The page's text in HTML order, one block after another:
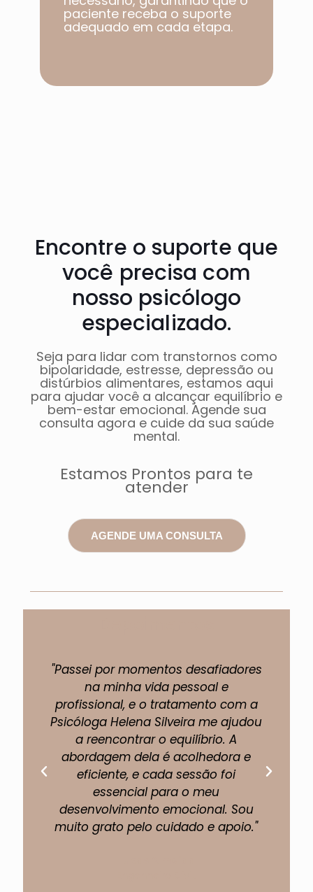
paciente receba o suporte
adequado em cada etapa.​
Encontre o suporte que
você precisa com
nosso psicólogo
especializado.
Seja para lidar com transtornos como
bipolaridade, estresse, depressão ou
distúrbios alimentares, estamos aqui
para ajudar você a alcançar equilíbrio e
bem-estar emocional. Agende sua
consulta agora e cuide da sua saúde
mental.
Estamos Prontos para te
atender
AGENDE UMA CONSULTA
"Passei por momentos desafiadores
na minha vida pessoal e
profissional, e o tratamento com a
Psicóloga Helena Silveira me ajudou
a reencontrar o equilíbrio. A
abordagem dela é acolhedora e
eficiente, e cada sessão foi
essencial para o meu
desenvolvimento emocional. Sou
muito grato pelo cuidado e apoio."